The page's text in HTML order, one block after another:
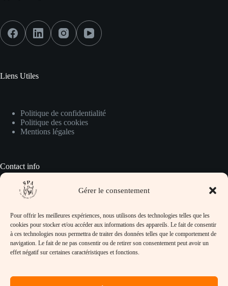
Gérer le consentement
Pour offrir les meilleures expériences, nous utilisons des technologies telles que les
cookies pour stocker et/ou accéder aux informations des appareils. Le fait de consentir
à ces technologies nous permettra de traiter des données telles que le comportement de
navigation. Le fait de ne pas consentir ou de retirer son consentement peut avoir un
effet négatif sur certaines caractéristiques et fonctions.
Liens Utiles
Politique de confidentialité
Politique des cookies
Mentions légales
Contact info
Adresse :
SPA de la Région Creusotine, 32 rue Jean
Lafoy, 71710 Marmagne
Téléphone :